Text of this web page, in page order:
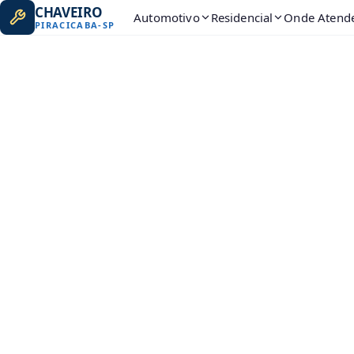
CHAVEIRO
PIRACICABA-SP Automotivo Residencial Onde